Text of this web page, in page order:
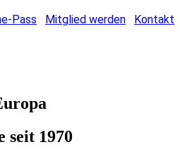
Pass Mitglied werden Kontakt
seit 1970